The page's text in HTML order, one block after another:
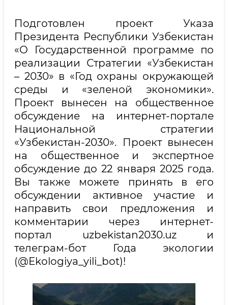
Подготовлен проект Указа
Президента Республики Узбекистан
«О Государственной программе по
реализации Стратегии «Узбекистан
– 2030» в «Год охраны окружающей
среды и «зеленой экономики».
Проект вынесен на общественное
обсуждение на интернет-портале
Национальной стратегии
«Узбекистан-2030». Проект вынесен
на общественное и экспертное
обсуждение до 22 января 2025 года.
Вы также можете принять в его
обсуждении активное участие и
направить свои предложения и
комментарии через интернет-
портал uzbekistan2030.uz и
телеграм-бот Года экологии
(@Ekologiya_yili_bot)!